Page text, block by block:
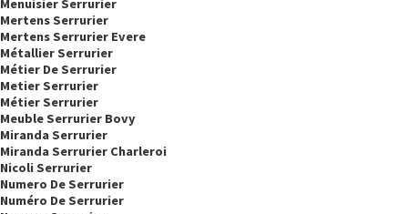
Mertens Serrurier
Mertens Serrurier Evere
Métallier Serrurier
Métier De Serrurier
Metier Serrurier
Métier Serrurier
Meuble Serrurier Bovy
Miranda Serrurier
Miranda Serrurier Charleroi
Nicoli Serrurier
Numero De Serrurier
Numéro De Serrurier